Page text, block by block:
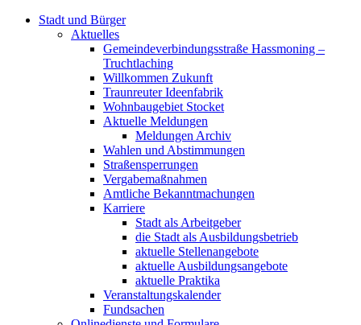
Stadt und Bürger
Aktuelles
Gemeindeverbindungsstraße Hassmoning –
Truchtlaching
Willkommen Zukunft
Traunreuter Ideenfabrik
Wohnbaugebiet Stocket
Aktuelle Meldungen
Meldungen Archiv
Wahlen und Abstimmungen
Straßensperrungen
Vergabemaßnahmen
Amtliche Bekanntmachungen
Karriere
Stadt als Arbeitgeber
die Stadt als Ausbildungsbetrieb
aktuelle Stellenangebote
aktuelle Ausbildungsangebote
aktuelle Praktika
Veranstaltungskalender
Fundsachen